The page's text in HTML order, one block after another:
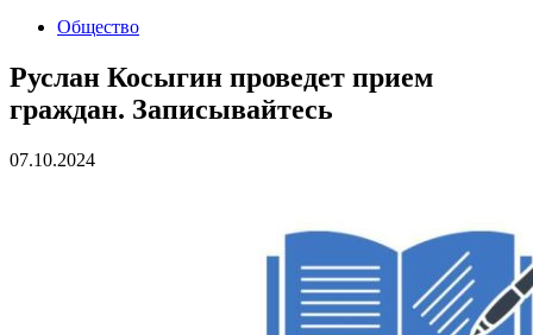
Общество
Руслан Косыгин проведет прием
граждан. Записывайтесь
07.10.2024